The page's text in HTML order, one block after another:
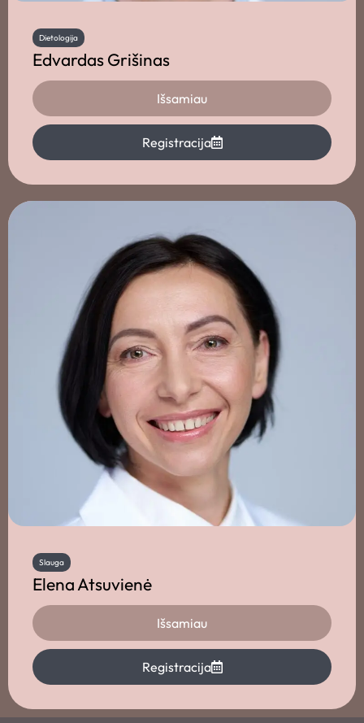
Dietologija
Edvardas Grišinas
Išsamiau
Registracija
Slauga
Elena Atsuvienė
Išsamiau
Registracija